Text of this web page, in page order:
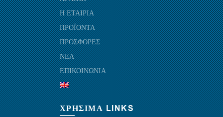
Η ΕΤΑΙΡΙΑ
ΠΡΟΪΟΝΤΑ
ΠΡΟΣΦΟΡΕΣ
ΝΕΑ
ΕΠΙΚΟΙΝΩΝΙΑ
ΧΡΗΣΙΜΑ LINKS